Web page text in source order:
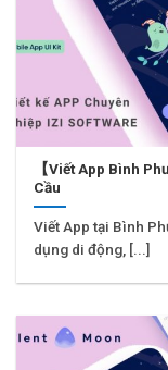
【Viết App Bình
Cầu
Viết App tại Bình
dụng di động, [...]